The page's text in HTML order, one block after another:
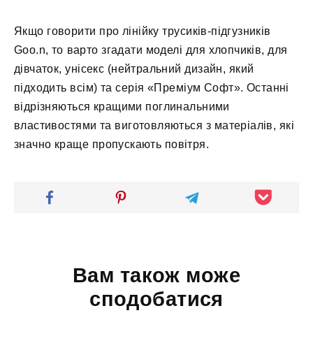
Якщо говорити про лінійку трусиків-підгузників
Goo.n, то варто згадати моделі для хлопчиків, для
дівчаток, унісекс (нейтральний дизайн, який
підходить всім) та серія «Преміум Софт». Останні
відрізняються кращими поглинальними
властивостями та виготовляються з матеріалів, які
значно краще пропускають повітря.
Вам також може
сподобатися